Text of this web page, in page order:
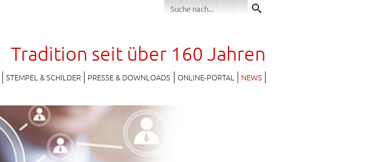
Tradition seit über 160 Jahren
STEMPEL & SCHILDER PRESSE & DOWNLOADS ONLINE-PORTAL NEWS